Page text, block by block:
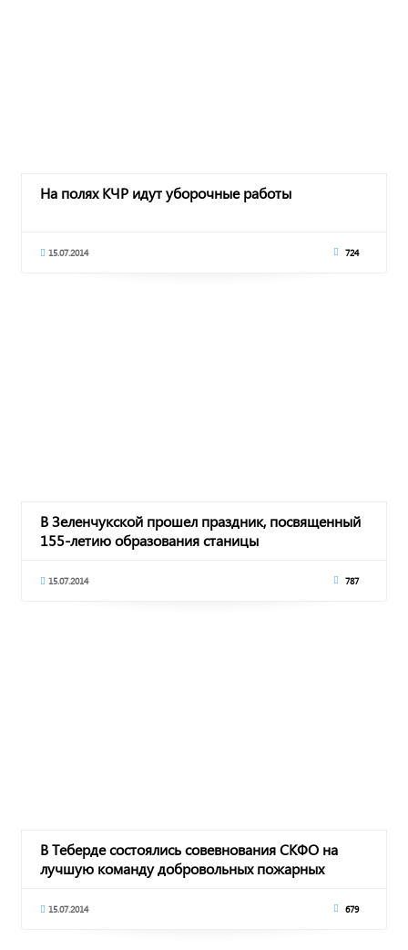
На полях КЧР идут уборочные работы
15.07.2014 724
В Зеленчукской прошел праздник, посвященный
155-летию образования станицы
15.07.2014 787
В Теберде состоялись совевнования СКФО на
лучшую команду добровольных пожарных
15.07.2014 679